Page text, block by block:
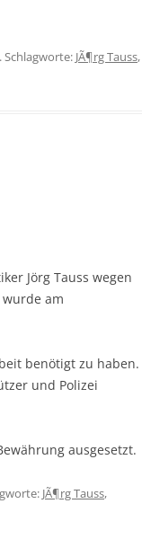
JÃ¶rg Tauss,
Jörg Tauss wegen
am
benötigt zu haben.
und Polizei
ausgesetzt.
JÃ¶rg Tauss,